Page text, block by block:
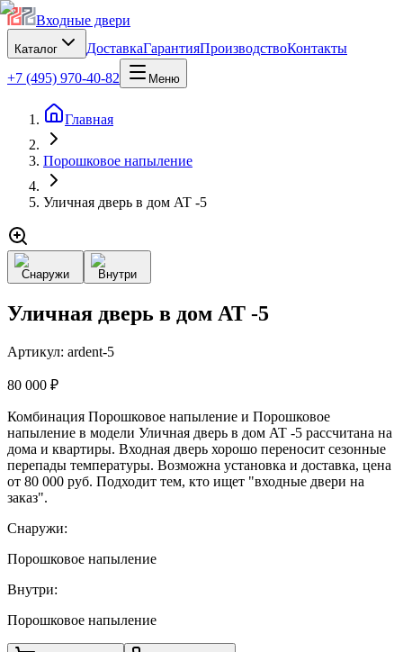
Входные двери
Каталог ДоставкаГарантияПроизводствоКонтакты
+7 (495) 970-40-82
Меню
Главная
Порошковое напыление
Уличная дверь в дом AT -5
Снаружи Внутри
Уличная дверь в дом AT -5
Артикул: ardent-5
80 000 ₽
Комбинация Порошковое напыление и Порошковое
напыление в модели Уличная дверь в дом AT -5 рассчитана на
дома и квартиры. Входная дверь хорошо переносит сезонные
перепады температуры. Возможна установка и доставка, цена
от 80 000 руб. Подходит тем, кто ищет "входные двери на
заказ".
Снаружи:
Порошковое напыление
Внутри:
Порошковое напыление